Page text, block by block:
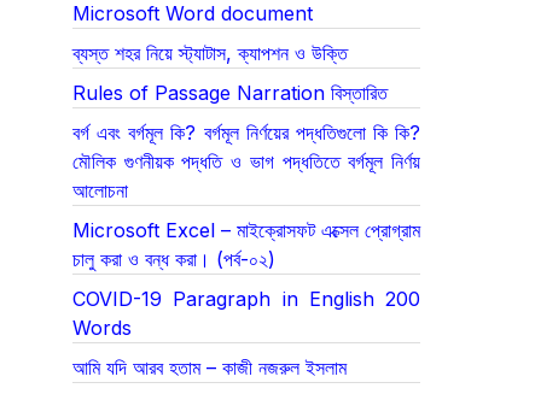
Microsoft Word document
ব্যস্ত শহর নিয়ে স্ট্যাটাস, ক্যাপশন ও উক্তি
Rules of Passage Narration বিস্তারিত
বর্গ এবং বর্গমূল কি? বর্গমূল নির্ণয়ের পদ্ধতিগুলো কি কি?
মৌলিক গুণনীয়ক পদ্ধতি ও ভাগ পদ্ধতিতে বর্গমূল নির্ণয়
আলোচনা
Microsoft Excel – মাইক্রোসফট এক্সেল প্রোগ্রাম
চালু করা ও বন্ধ করা। (পর্ব-০২)
COVID-19 Paragraph in English 200
Words
আমি যদি আরব হতাম – কাজী নজরুল ইসলাম